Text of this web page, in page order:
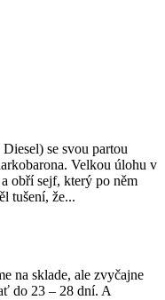
se svou partou
Velkou úlohu v
obří sejf, který po něm
tušení, že...
na sklade, ale zvyčajne
do 23 – 28 dní. A